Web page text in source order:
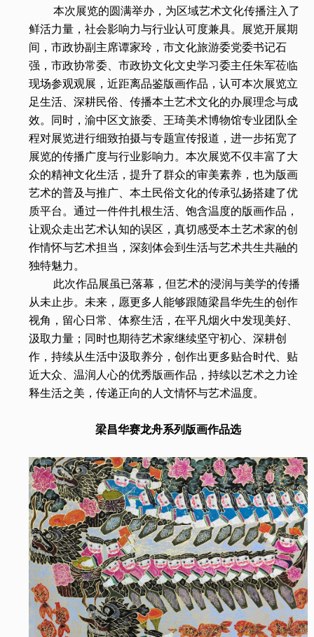
本次展览的圆满举办，为区域艺术文化传播注入了
鲜活力量，社会影响力与行业认可度兼具。展览开展期
间，市政协副主席谭家玲，市文化旅游委党委书记石
强，市政协常委、市政协文化文史学习委主任朱军莅临
现场参观观展，近距离品鉴版画作品，认可本次展览立
足生活、深耕民俗、传播本土艺术文化的办展理念与成
效。同时，渝中区文旅委、王琦美术博物馆专业团队全
程对展览进行细致拍摄与专题宣传报道，进一步拓宽了
展览的传播广度与行业影响力。本次展览不仅丰富了大
众的精神文化生活，提升了群众的审美素养，也为版画
艺术的普及与推广、本土民俗文化的传承弘扬搭建了优
质平台。通过一件件扎根生活、饱含温度的版画作品，
让观众走出艺术认知的误区，真切感受本土艺术家的创
作情怀与艺术担当，深刻体会到生活与艺术共生共融的
独特魅力。
此次作品展虽已落幕，但艺术的浸润与美学的传播
从未止步。未来，愿更多人能够跟随梁昌华先生的创作
视角，留心日常、体察生活，在平凡烟火中发现美好、
汲取力量；同时也期待艺术家继续坚守初心、深耕创
作，持续从生活中汲取养分，创作出更多贴合时代、贴
近大众、温润人心的优秀版画作品，持续以艺术之力诠
释生活之美，传递正向的人文情怀与艺术温度。
梁昌华赛龙舟系列版画作品选